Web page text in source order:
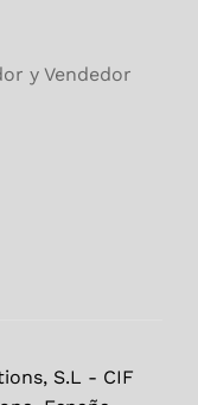
y Vendedor
S.L - CIF